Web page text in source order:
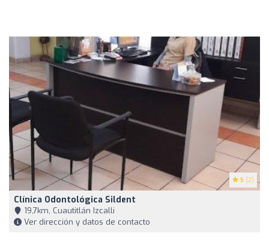
5 (2)
Clínica Odontológica Sildent
19,7km, Cuautitlán Izcalli
Ver dirección y datos de contacto